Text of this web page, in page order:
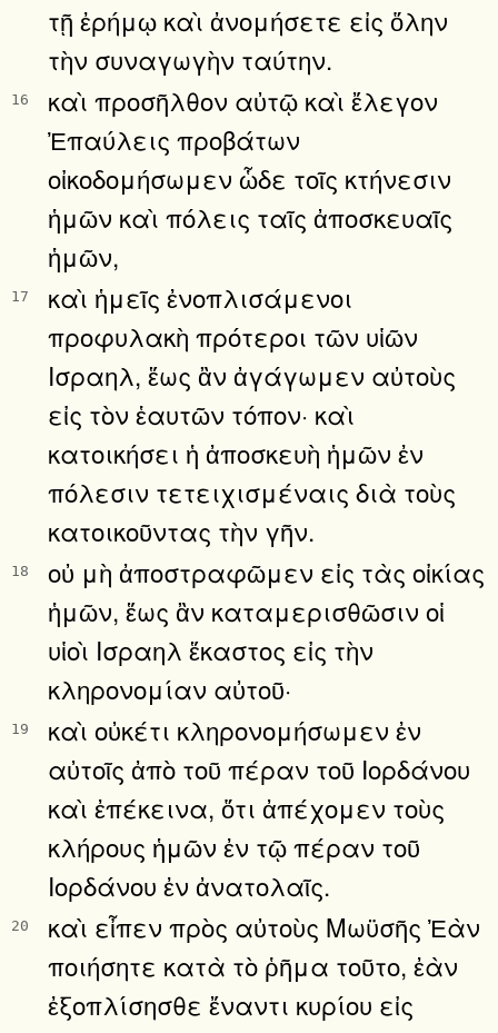
τῇ ἐρήμῳ καὶ ἀνομήσετε εἰς ὅλην
τὴν συναγωγὴν ταύτην.
16
καὶ προσῆλθον αὐτῷ καὶ ἔλεγον
Ἐπαύλεις προβάτων
οἰκοδομήσωμεν ὧδε τοῖς κτήνεσιν
ἡμῶν καὶ πόλεις ταῖς ἀποσκευαῖς
ἡμῶν,
17
καὶ ἡμεῖς ἐνοπλισάμενοι
προφυλακὴ πρότεροι τῶν υἱῶν
Ισραηλ, ἕως ἂν ἀγάγωμεν αὐτοὺς
εἰς τὸν ἑαυτῶν τόπον· καὶ
κατοικήσει ἡ ἀποσκευὴ ἡμῶν ἐν
πόλεσιν τετειχισμέναις διὰ τοὺς
κατοικοῦντας τὴν γῆν.
18
οὐ μὴ ἀποστραφῶμεν εἰς τὰς οἰκίας
ἡμῶν, ἕως ἂν καταμερισθῶσιν οἱ
υἱοὶ Ισραηλ ἕκαστος εἰς τὴν
κληρονομίαν αὐτοῦ·
19
καὶ οὐκέτι κληρονομήσωμεν ἐν
αὐτοῖς ἀπὸ τοῦ πέραν τοῦ Ιορδάνου
καὶ ἐπέκεινα, ὅτι ἀπέχομεν τοὺς
κλήρους ἡμῶν ἐν τῷ πέραν τοῦ
Ιορδάνου ἐν ἀνατολαῖς.
20
καὶ εἶπεν πρὸς αὐτοὺς Μωϋσῆς Ἐὰν
ποιήσητε κατὰ τὸ ῥῆμα τοῦτο, ἐὰν
ἐξοπλίσησθε ἔναντι κυρίου εἰς